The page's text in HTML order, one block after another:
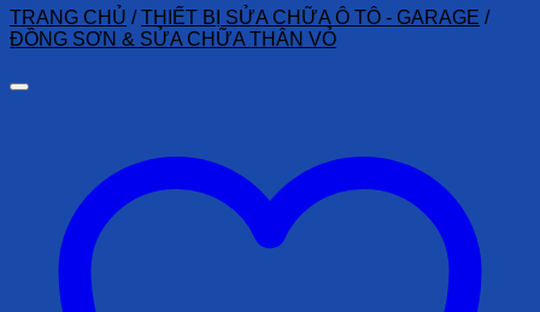
TRANG CHỦ / THIẾT BỊ SỬA CHỮA Ô TÔ - GARAGE /
ĐỒNG SƠN & SỬA CHỮA THÂN VỎ